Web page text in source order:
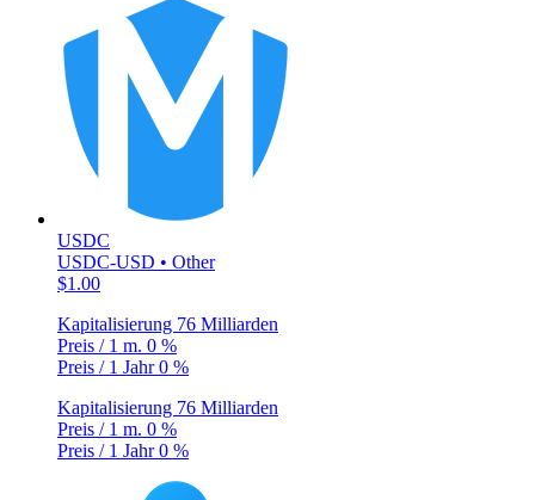
USDC
USDC-USD • Other
$1.00
Kapitalisierung 76 Milliarden
Preis / 1 m. 0 %
Preis / 1 Jahr0 %
Kapitalisierung 76 Milliarden
Preis / 1 m. 0 %
Preis / 1 Jahr0 %